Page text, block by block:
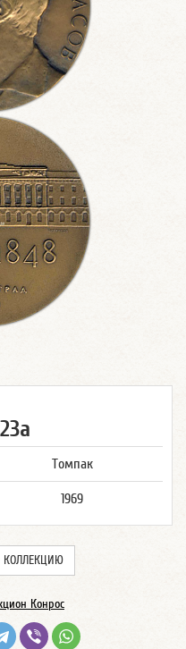
Томпак
1969
КОЛЛЕКЦИЮ
Конрос